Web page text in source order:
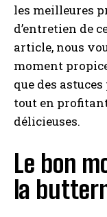
les meilleures
d’entretien de
article, nous
moment
que des
tout en
délicieuses.
Le bon
la